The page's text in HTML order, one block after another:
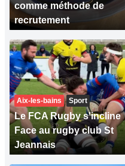
comme méthode de
recrutement
Aix-les-bains Sport
Le FCA Rugby s'incline
Face au rugby club St
Jeannais